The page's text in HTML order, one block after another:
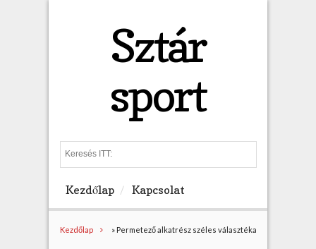
Sztár
sport
e
h
Kezdőlap Kapcsolat
Kezdőlap » Permetező alkatrész széles választéka